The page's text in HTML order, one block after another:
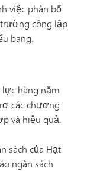
việc phân bổ
công lập
bang.
hàng năm
các chương
và hiệu quả.
sách của Hạt
ngân sách